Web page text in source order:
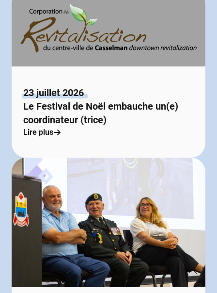
23 juillet 2026
Le Festival de Noël embauche un(e)
coordinateur (trice)
Lire plus